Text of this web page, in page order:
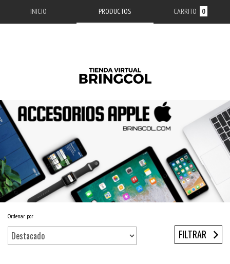
INICIO PRODUCTOS CARRITO 0
Inicio / ACCESORIOS APPLE
Ordenar por
FILTRAR